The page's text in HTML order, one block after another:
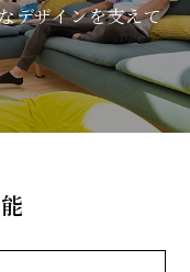
デザインを支えて